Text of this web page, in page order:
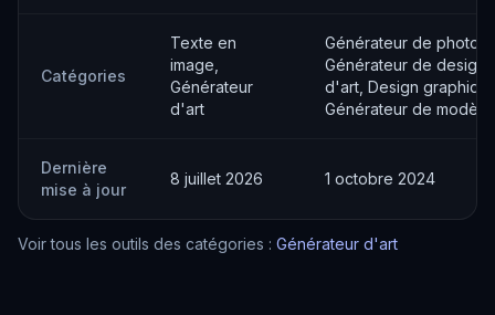
Catégories
Texte en
image,
Générateur
d'art
Générateur de photos
Générateur de
d'art, Design
Générateur de
Dernière
mise à jour
8 juillet 2026 1 octobre 2024
Voir tous les outils des catégories : Générateur d'art